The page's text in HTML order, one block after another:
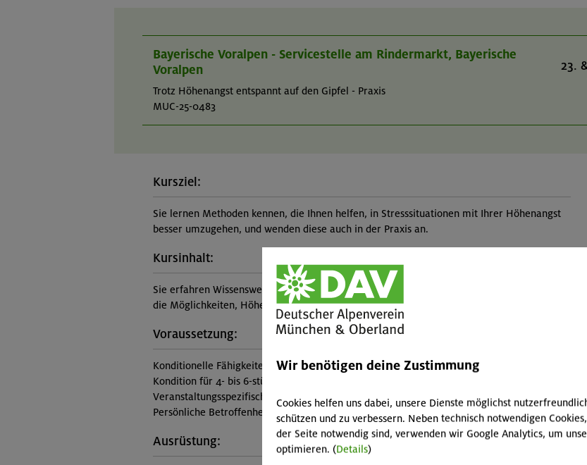
Bayerische Voralpen - Servicestelle am Rindermarkt, Bayerische
Voralpen
Trotz Höhenangst entspannt auf den Gipfel - Praxis
MUC-25-0483
23.
Kursziel:
Sie lernen Methoden kennen, die Ihnen helfen, in Stresssituationen mit Ihrer Höhenangst
besser umzugehen, und wenden diese auch in der Praxis an.
Kursinhalt:
Sie erfahren Wissenswertes über die Entstehung von Höhenangst, ihre Auswirkungen und
die Möglichkeiten, Höhenangst in den Griff zu bekommen.
Voraussetzung:
Konditionelle Fähigkeiten:
Kondition für 4- bis 6-stündige Aufstiege.
Veranstaltungsspezifische Voraussetzungen:
Persönliche Betroffenheit und/oder persönliches Interesse
Ausrüstung:
Wir benötigen deine Zustimmung
Cookies helfen uns dabei, unsere Dienste möglichst
schützen und zu verbessern. Neben technisch notwendigen
der Seite notwendig sind, verwenden wir Google Analytics, um
optimieren. (Details)